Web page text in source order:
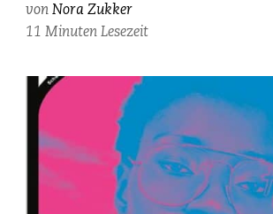
Katrin
Elmer.
vonNora Zukker
11 Minuten Lesezeit